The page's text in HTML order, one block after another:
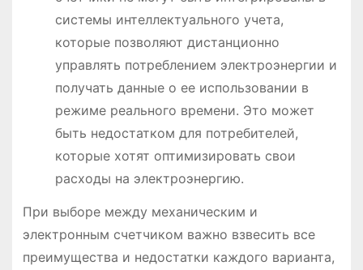
системы интеллектуального учета,
которые позволяют дистанционно
управлять потреблением электроэнергии и
получать данные о ее использовании в
режиме реального времени. Это может
быть недостатком для потребителей,
которые хотят оптимизировать свои
расходы на электроэнергию.
При выборе между механическим и
электронным счетчиком важно взвесить все
преимущества и недостатки каждого варианта,